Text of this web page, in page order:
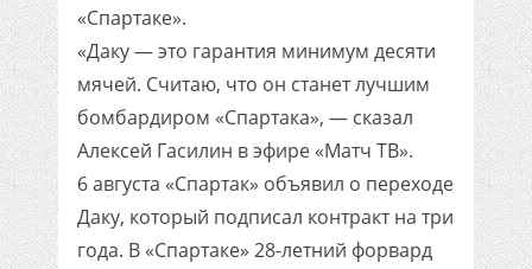
«Спартаке».
«Даку — это гарантия минимум десяти
мячей. Считаю, что он станет лучшим
бомбардиром «Спартака», — сказал
Алексей Гасилин в эфире «Матч ТВ».
6 августа «Спартак» объявил о переходе
Даку, который подписал контракт на три
года. В «Спартаке» 28-летний форвард